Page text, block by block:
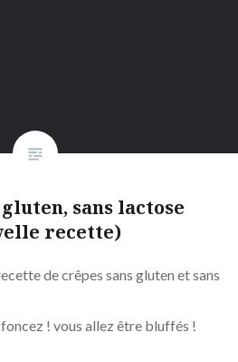
sans lactose
recette)
de crêpes sans gluten et sans
! vous allez être bluffés !